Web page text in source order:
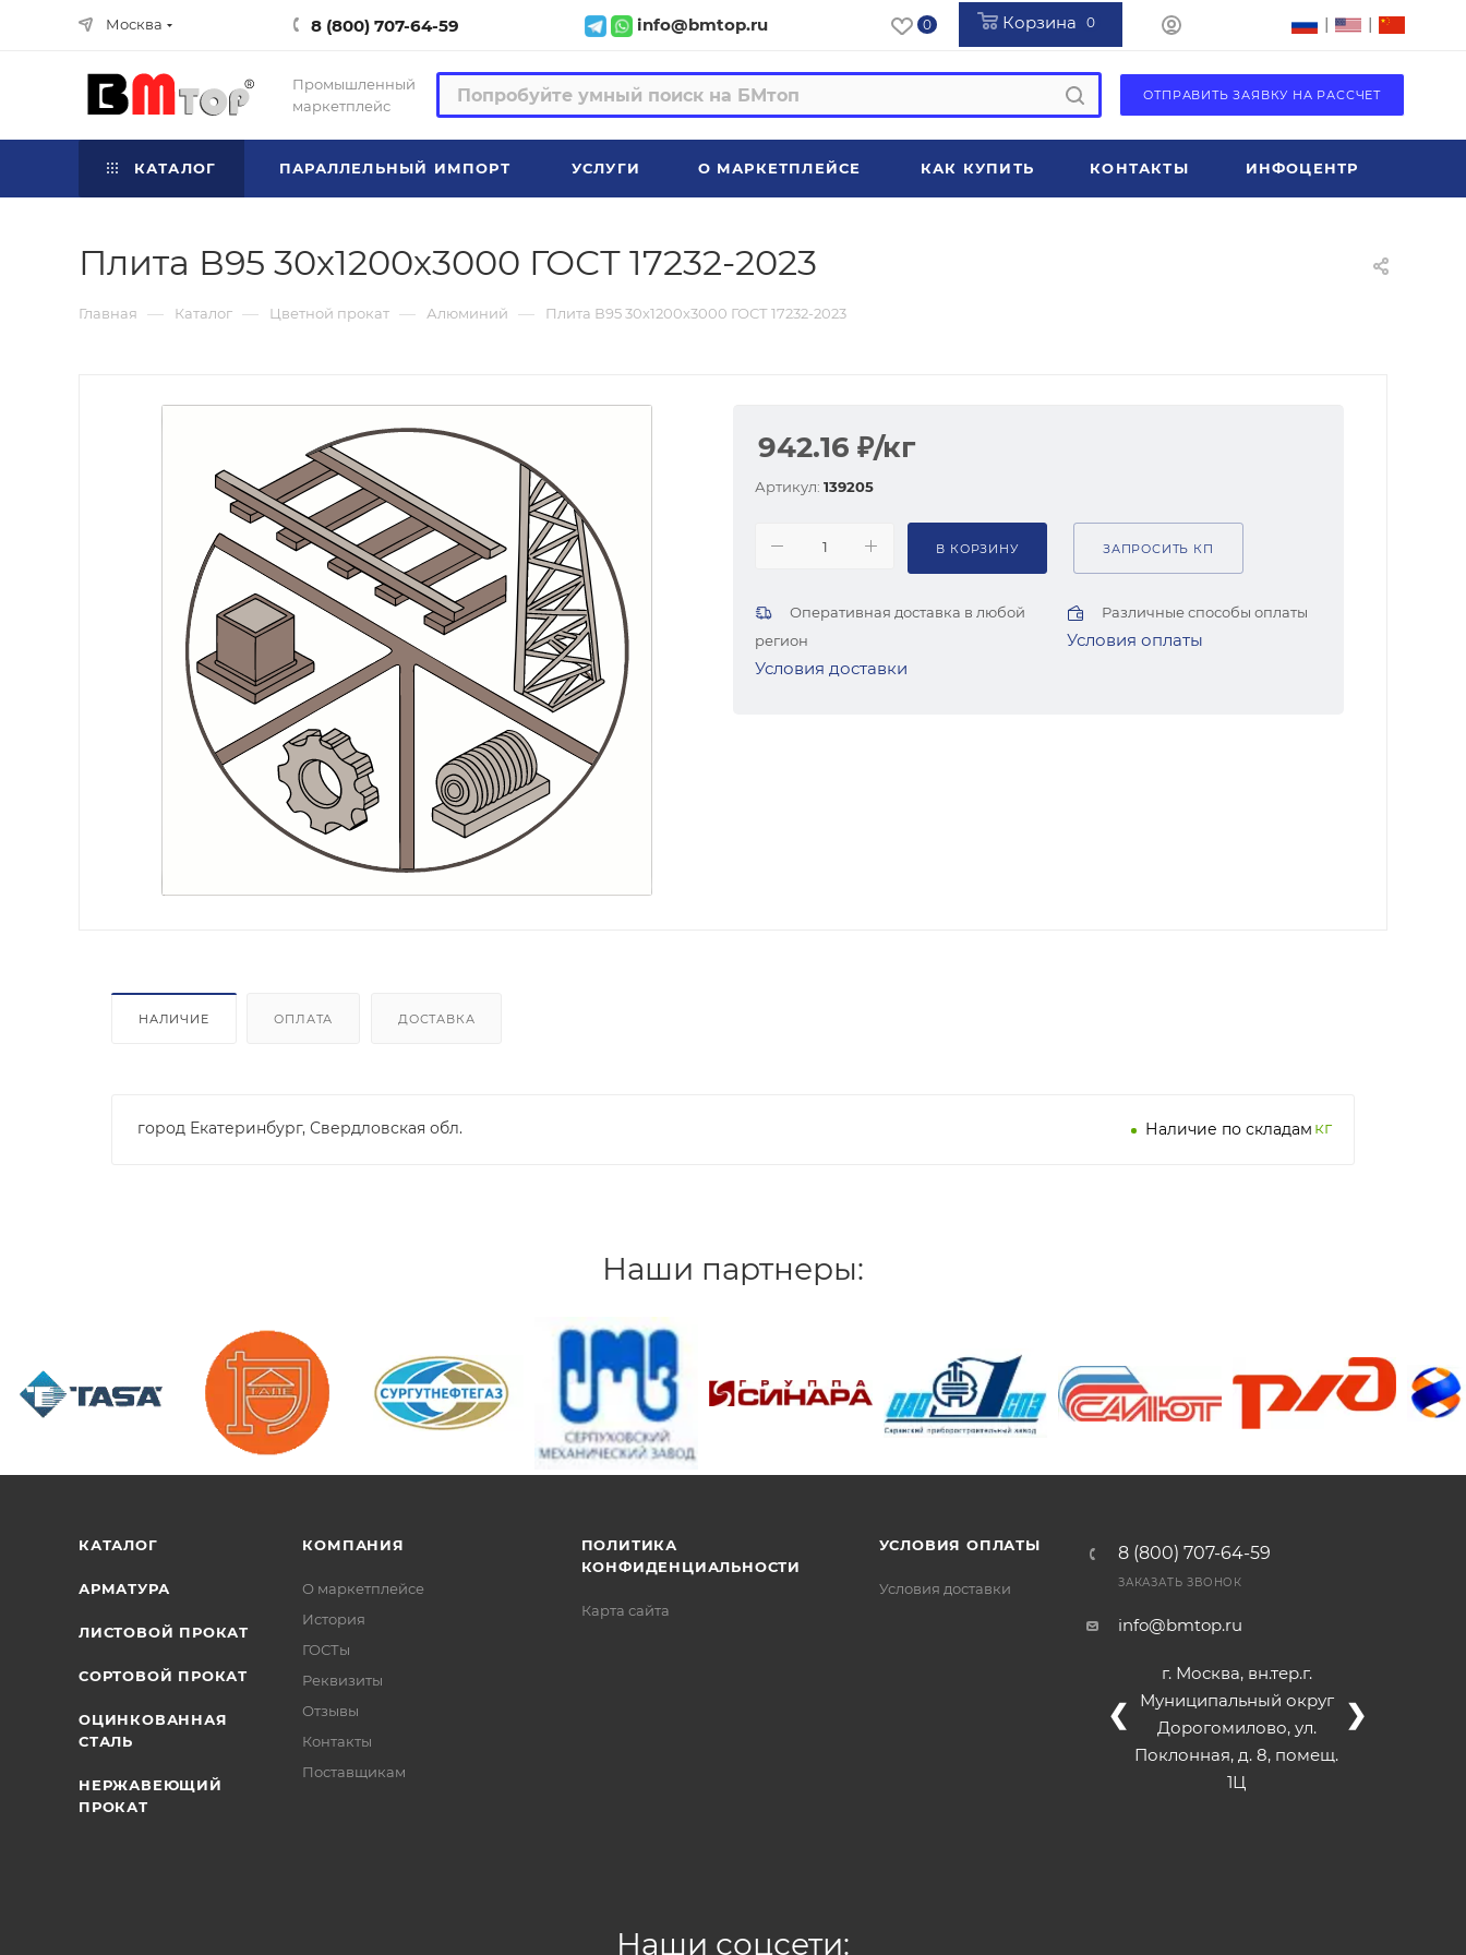
Москва 8 (800) 707-64-59 info@bmtop.ru 0 Корзина 0 | |
Промышленный
маркетплейс
ОТПРАВИТЬ ЗАЯВКУ НА РАССЧЕТ
КАТАЛОГ ПАРАЛЛЕЛЬНЫЙ ИМПОРТ УСЛУГИ О МАРКЕТПЛЕЙСЕ КАК КУПИТЬ КОНТАКТЫ ИНФОЦЕНТР
Плита В95 30х1200х3000 ГОСТ 17232-2023
Главная — Каталог — Цветной прокат — Алюминий — Плита В95 30х1200х3000 ГОСТ 17232-2023
942.16 ₽/кг
Артикул: 139205
В КОРЗИНУ ЗАПРОСИТЬ КП
Оперативная доставка в любой
регион
Условия доставки
Различные способы оплаты
Условия оплаты
НАЛИЧИЕ ОПЛАТА ДОСТАВКА
город Екатеринбург, Свердловская обл. Наличие по складам кг
Наши партнеры:
КАТАЛОГ
АРМАТУРА
ЛИСТОВОЙ ПРОКАТ
СОРТОВОЙ ПРОКАТ
ОЦИНКОВАННАЯ
СТАЛЬ
НЕРЖАВЕЮЩИЙ
ПРОКАТ
КОМПАНИЯ
О маркетплейсе
История
ГОСТы
Реквизиты
Отзывы
Контакты
Поставщикам
ПОЛИТИКА
КОНФИДЕНЦИАЛЬНОСТИ
Карта сайта
УСЛОВИЯ ОПЛАТЫ
Условия доставки
8 (800) 707-64-59
ЗАКАЗАТЬ ЗВОНОК
info@bmtop.ru
г. Москва, вн.тер.г.
Муниципальный округ
Дорогомилово, ул.
Поклонная, д. 8, помещ.
1Ц
❮ ❯
Наши соцсети: